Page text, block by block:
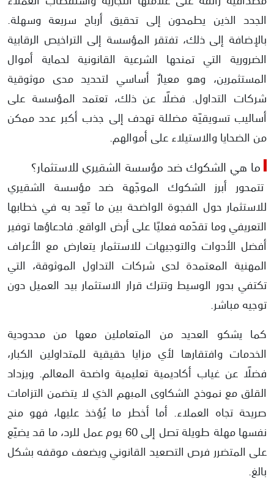
الجدد الذين يطمحون إلى تحقيق أرباح سريعة وسهلة.
بالإضافة إلى ذلك، تفتقر المؤسسة إلى التراخيص الرقابية
الضرورية التي تمنحها الشرعية القانونية لحماية أموال
المستثمرين، وهو معيارٌ أساسي لتحديد مدى موثوقية
شركات التداول. فضلًا عن ذلك، تعتمد المؤسسة على
أساليب تسويقيّة مضللة تهدف إلى جذب أكبر عدد ممكن
من الضحايا والاستيلاء على أموالهم.
ما هي الشكوك ضد مؤسسة الشقيري للاستثمار؟
تتمحور أبرز الشكوك الموجّهة ضد مؤسسة الشقيري
للاستثمار حول الفجوة الواضحة بين ما تَعِد به في خطابها
التعريفي وما تقدّمه فعليًا على أرض الواقع. فادعاؤها توفير
أفضل الأدوات والتوجيهات للاستثمار يتعارض مع الأعراف
المهنية المعتمدة لدى شركات التداول الموثوقة، التي
تكتفي بدور الوسيط وتترك قرار الاستثمار بيد العميل دون
توجيه مباشر.
كما يشكو العديد من المتعاملين معها من محدودية
الخدمات وافتقارها لأي مزايا حقيقية للمتداولين الكبار،
فضلًا عن غياب أكاديمية تعليمية واضحة المعالم. ويزداد
القلق مع نموذج الشكاوى المبهم الذي لا يتضمن التزامات
صريحة تجاه العملاء. أما أخطر ما يُؤخذ عليها، فهو منح
نفسها مهلة طويلة تصل إلى 60 يوم عمل للرد، ما قد يضيّع
على المتضرر فرص التصعيد القانوني ويضعف موقفه بشكل
بالغ.